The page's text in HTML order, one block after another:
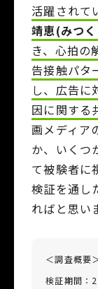
活躍されて
靖恵(みつ
き、心拍の
告接触パタ
し、広告に
因に関する
画メディア
か、いくつ
て被験者に
検証を通し
ればと思い
＜調査概要
検証期間：